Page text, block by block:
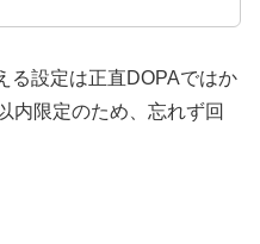
る設定は正直DOPAではか
内限定のため、忘れず回